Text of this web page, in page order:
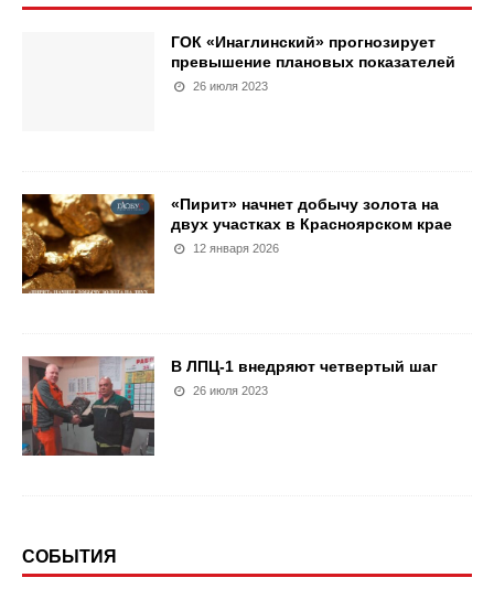
ГОК «Инаглинский» прогнозирует
превышение плановых показателей
26 июля 2023
«Пирит» начнет добычу золота на
двух участках в Красноярском крае
12 января 2026
В ЛПЦ-1 внедряют четвертый шаг
26 июля 2023
СОБЫТИЯ